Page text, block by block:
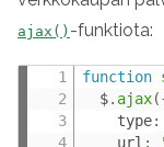
ajax() -funktiota:
function
  $
. ajax(
    type
:
    url
: